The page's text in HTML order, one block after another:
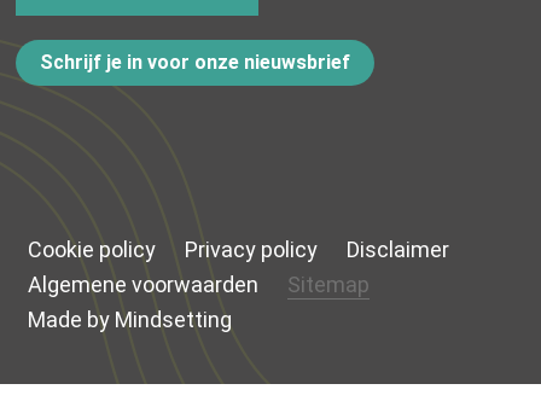
Schrijf je in voor onze nieuwsbrief
Cookie policy Privacy policy
Disclaimer
Algemene voorwaarden
Sitemap
Made by Mindsetting